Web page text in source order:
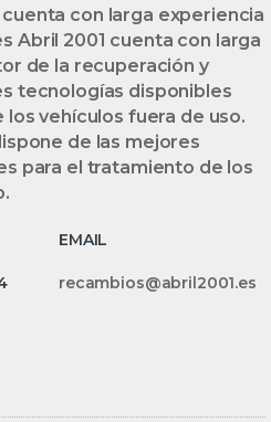
con larga experiencia
Abril 2001 cuenta con larga
de la recuperación y
tecnologías disponibles
vehículos fuera de uso.
de las mejores
para el tratamiento de los
EMAIL
recambios@abril2001.es